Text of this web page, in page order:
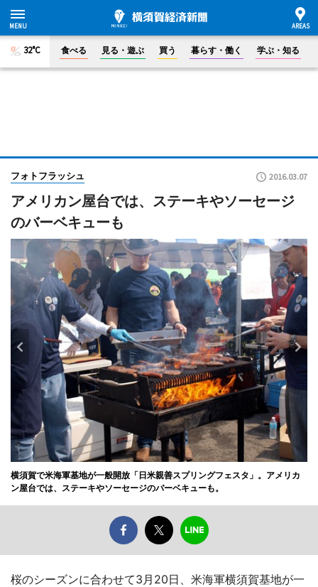
32°C 食べる 見る・遊ぶ 買う 暮らす・働く 学ぶ・知る
フォトフラッシュ 2016.03.07
アメリカン屋台では、ステーキやソーセージ
のバーベキューも
横須賀で米海軍基地が一般開放「日米親善スプリングフェスタ」。アメリカ
ン屋台では、ステーキやソーセージのバーベキューも。
桜のシーズンに合わせて3月20日、米海軍横須賀基地が一